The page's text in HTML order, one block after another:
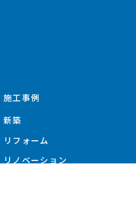
施工事例
新築
リフォーム
リノベーション